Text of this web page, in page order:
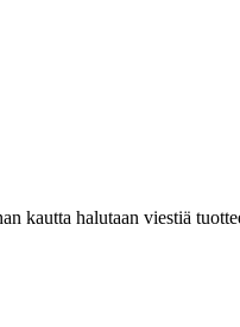
kautta halutaan viestiä